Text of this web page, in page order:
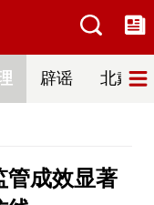
辟谣 北戴河
管成效显著